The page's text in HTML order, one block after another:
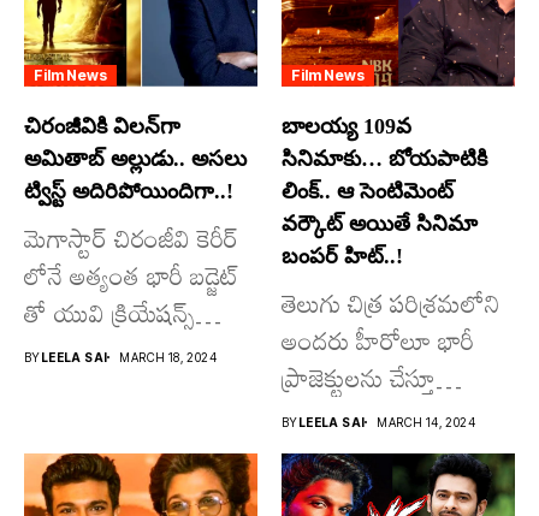
Film News
చిరంజీవికి విలన్‌గా
అమితాబ్ అల్లుడు.. అసలు
ట్విస్ట్ అదిరిపోయిందిగా..!
మెగాస్టార్ చిరంజీవి కెరీర్
లోనే అత్యంత భారీ బడ్జెట్
తో యువి క్రియేషన్స్
రూపొందిస్తున్న
BYLEELA SAI MARCH 18, 2024
Film News
బాలయ్య 109వ
సినిమాకు… బోయపాటికి
లింక్.. ఆ సెంటిమెంట్
వర్కౌట్ అయితే సినిమా
బంపర్ హిట్..!
తెలుగు చిత్ర పరిశ్రమలోని
అందరు హీరోలూ భారీ
ప్రాజెక్టులను చేస్తూ
దూసుకుపోతోన్నారు.
అందులో కొందరు
మాత్రమే...
BYLEELA SAI MARCH 14, 2024